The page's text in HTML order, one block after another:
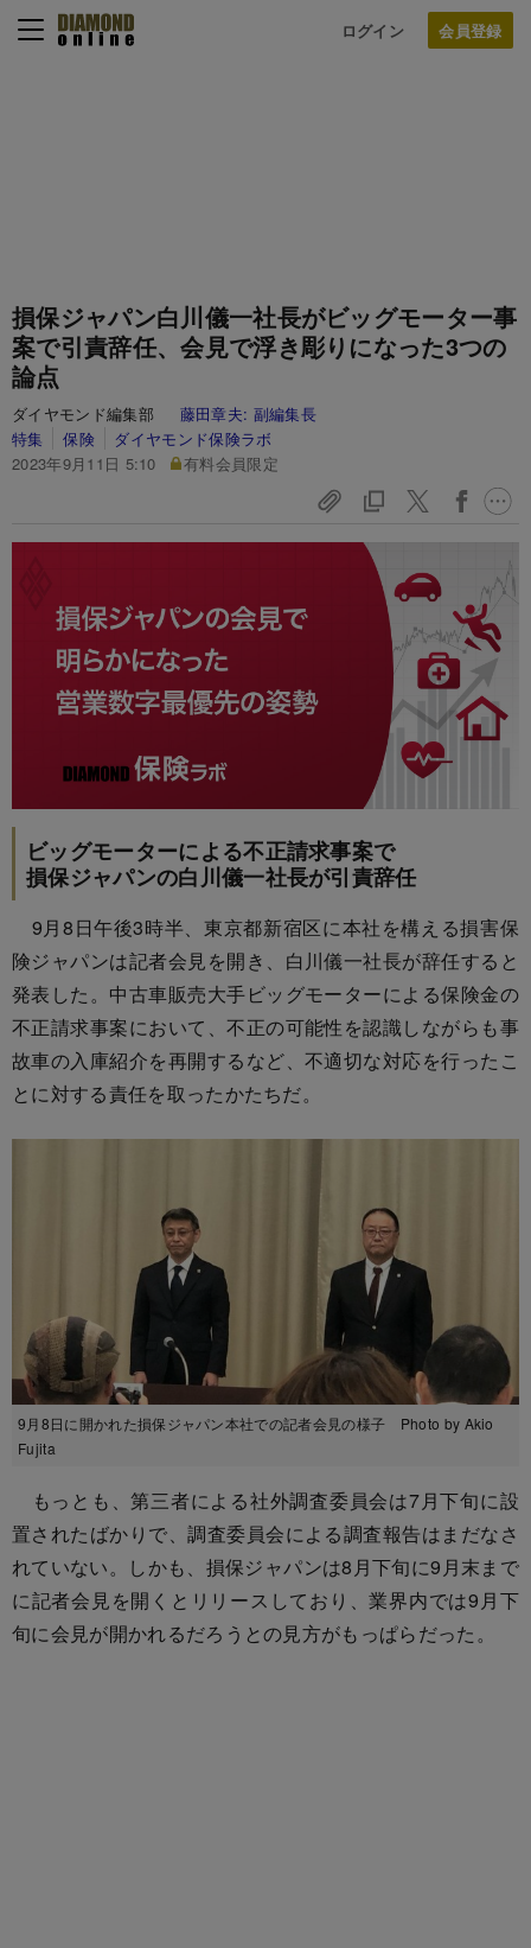
ログイン
損保ジャパン白川儀一社長がビッグモーター事
案で引責辞任、会見で浮き彫りになった3つの
論点
ダイヤモンド編集部 藤田章夫: 副編集長
特集
保険
ダイヤモンド保険ラボ
2023年9月11日 5:10
有料会員限定
ビッグモーターによる不正請求事案で
損保ジャパンの白川儀一社長が引責辞任
9月8日午後3時半、東京都新宿区に本社を構える損害保
険ジャパンは記者会見を開き、白川儀一社長が辞任すると
発表した。中古車販売大手ビッグモーターによる保険金の
不正請求事案において、不正の可能性を認識しながらも事
故車の入庫紹介を再開するなど、不適切な対応を行ったこ
とに対する責任を取ったかたちだ。
9月8日に開かれた損保ジャパン本社での記者会見の様子 Photo by Akio
Fujita
もっとも、第三者による社外調査委員会は7月下旬に設
置されたばかりで、調査委員会による調査報告はまだなさ
れていない。しかも、損保ジャパンは8月下旬に9月末まで
に記者会見を開くとリリースしており、業界内では9月下
旬に会見が開かれるだろうとの見方がもっぱらだった。